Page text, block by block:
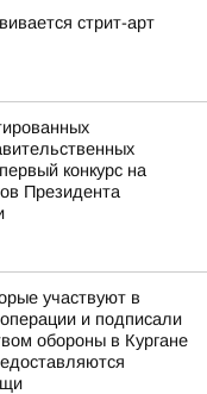
стрит-арт
конкурс на
Президента
участвуют в
и подписали
обороны в Кургане